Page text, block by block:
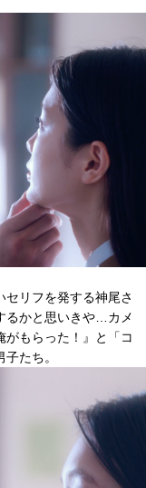
セリフを発する神尾さ
るかと思いきや…カメ
がもらった！』と「コ
たち。